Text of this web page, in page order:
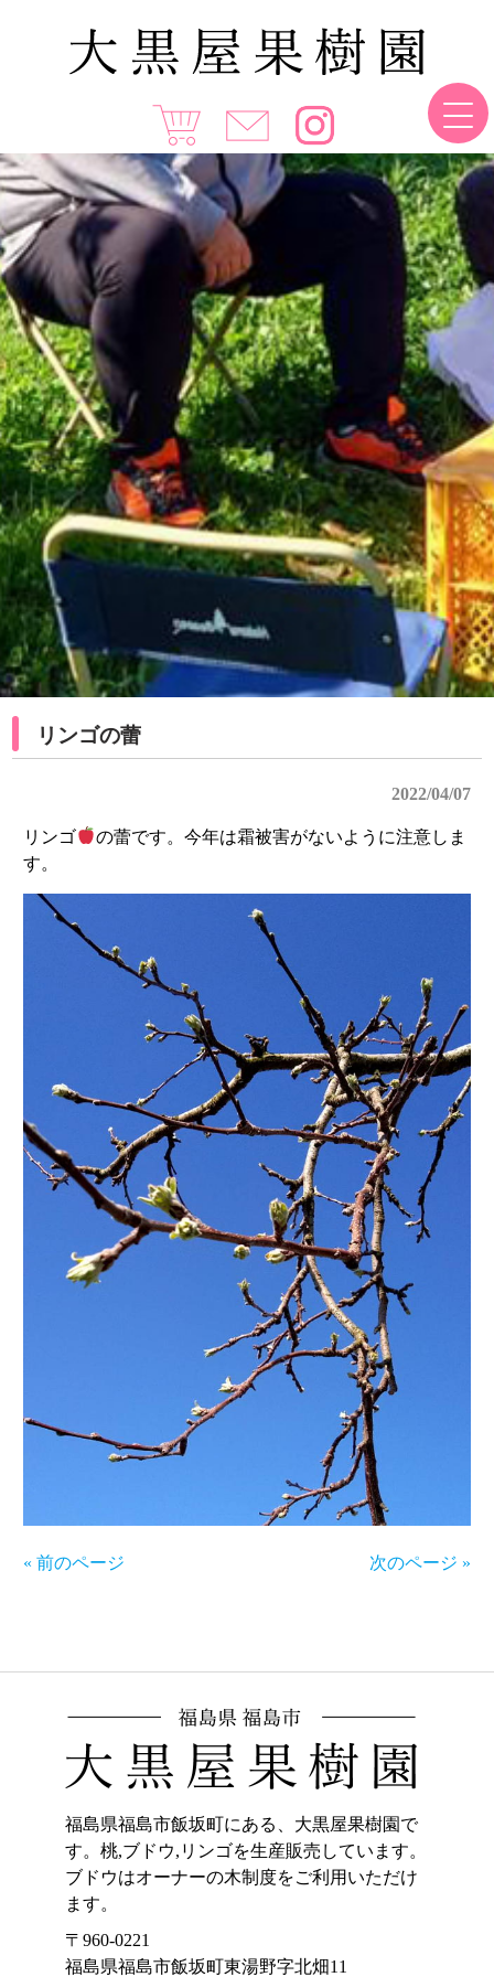
リンゴの蕾
2022/04/07
リンゴ
の蕾です。今年は霜被害がないように注意しま
す。
« 前のページ 次のページ »
福島県福島市飯坂町にある、大黒屋果樹園で
す。桃,ブドウ,リンゴを生産販売しています。
ブドウはオーナーの木制度をご利用いただけ
ます。
〒960-0221
福島県福島市飯坂町東湯野字北畑11